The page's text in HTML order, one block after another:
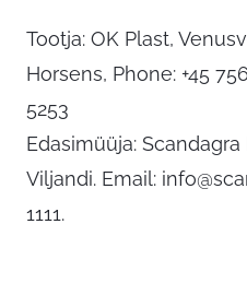
Tootja: OK Plast,
Horsens, Phone: +45
5253
Edasimüüja: Scandagra
Viljandi. Email:
1111.